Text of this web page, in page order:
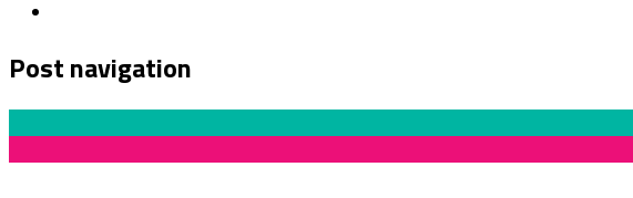
Post navigation
Previous Post